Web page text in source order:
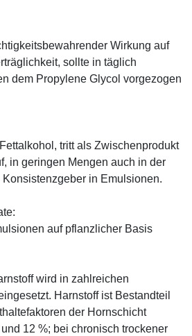
Wirkung auf
sollte in täglich
dem Propylene Glycol vorgezogen
tritt als Zwischenprodukt
in geringen Mengen auch in der
in Emulsionen.
auf pflanzlicher Basis
wird in zahlreichen
Harnstoff ist Bestandteil
der Hornschicht
12 %; bei chronisch trockener